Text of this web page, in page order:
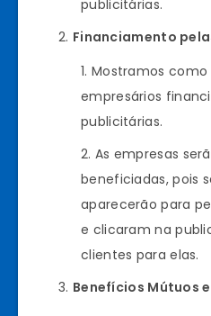
publicitárias.
Financiamento
Mostramos
empresários
publicitárias.
As empresas
beneficiadas, pois
aparecerão para
e clicaram na
clientes para elas.
Benefícios Mútuos